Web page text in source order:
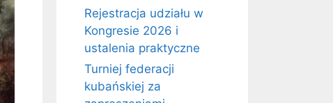
Rejestracja udziału w
Kongresie 2026 i
ustalenia praktyczne
Turniej federacji
kubańskiej za